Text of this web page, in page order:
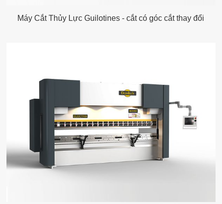
Máy Cắt Thủy Lực Guilotines - cắt có góc cắt thay đổi